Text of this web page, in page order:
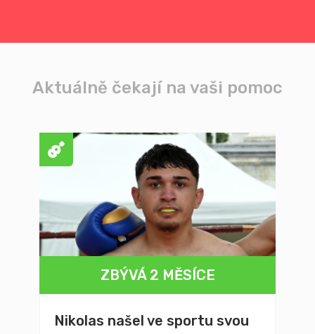
Aktuálně čekají na vaši pomoc
ZBÝVÁ 2 MĚSÍCE
Nikolas našel ve sportu svou